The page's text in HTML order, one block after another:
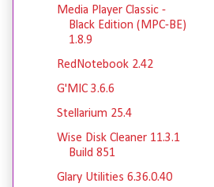
Media Player Classic -
Black Edition (MPC-BE)
1.8.9
RedNotebook 2.42
G'MIC 3.6.6
Stellarium 25.4
Wise Disk Cleaner 11.3.1
Build 851
Glary Utilities 6.36.0.40